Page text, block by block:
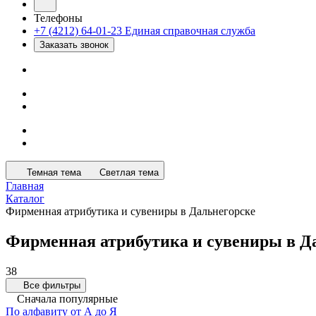
Телефоны
+7 (4212) 64-01-23 Единая справочная служба
Заказать звонок
Темная тема Светлая тема
Главная
Каталог
Фирменная атрибутика и сувениры в Дальнегорске
Фирменная атрибутика и сувениры в
38
Все фильтры
Сначала популярные
По алфавиту от А до Я